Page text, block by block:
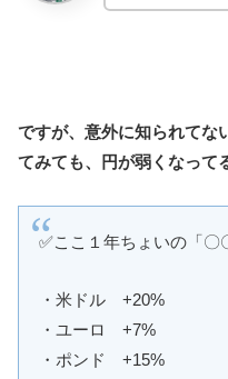
ですが、意外に知られてな
てみても、円が弱くなって
✅ここ１年ちょいの「〇
・米ドル +20%
・ユーロ +7%
・ポンド +15%